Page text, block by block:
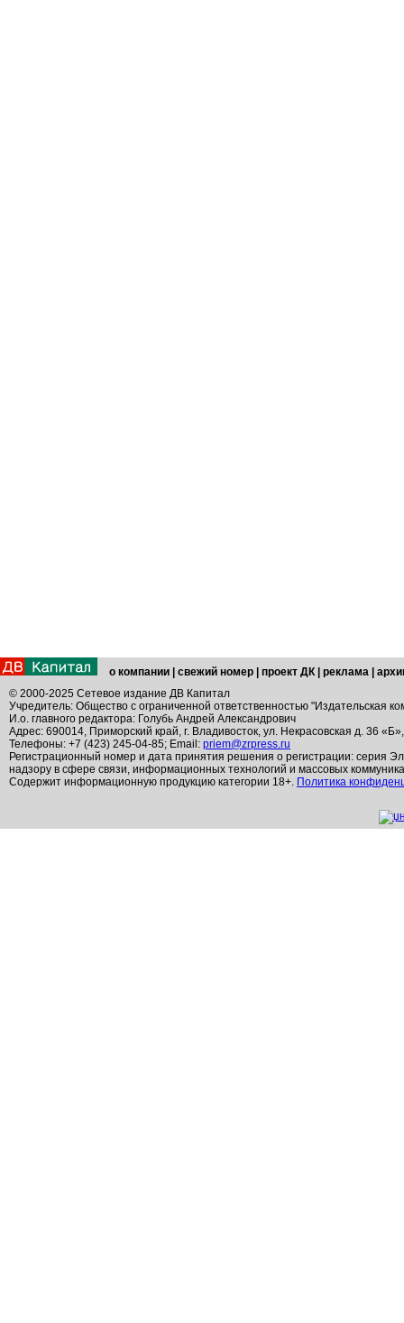
о компании свежий номер проект ДК реклама
© 2000-2025 Сетевое издание ДВ Капитал
Учредитель: Общество с ограниченной ответственностью "Издательская
И.о. главного редактора: Голубь Андрей Александрович
Адрес: 690014, Приморский край, г. Владивосток, ул. Некрасовская д. 36
Телефоны: +7 (423) 245-04-85; Email: priem@zrpress.ru
Регистрационный номер и дата принятия решения о регистрации: серия
надзору в сфере связи, информационных технологий и массовых
Содержит информационную продукцию категории 18+. Политика